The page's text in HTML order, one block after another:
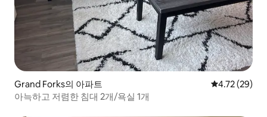
Grand Forks의 아파트 평점 4.72점
4.72 (29)
아늑하고 저렴한 침대 2개/욕실 1개